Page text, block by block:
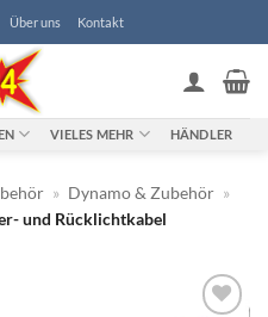
Über uns Kontakt
VIELES MEHR HÄNDLER
» Dynamo & Zubehör »
und Rücklichtkabel